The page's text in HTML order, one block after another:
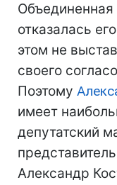
Объединенная
отказалась
этом не
своего
Поэтому
имеет
депутатский
представитель
Александр